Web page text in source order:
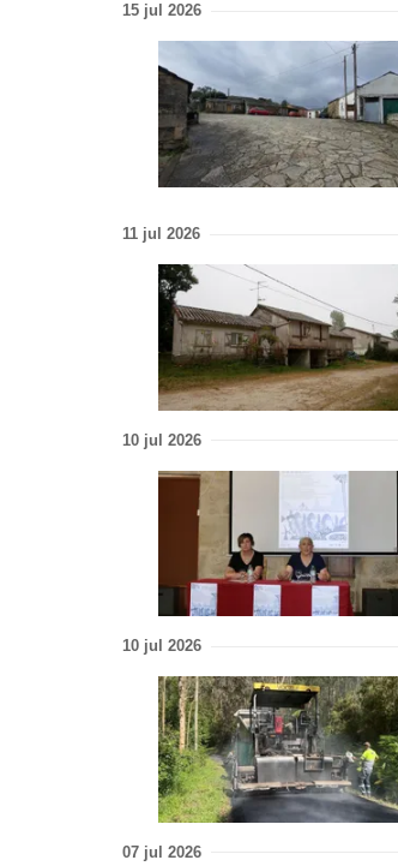
15 jul 2026
11 jul 2026
10 jul 2026
10 jul 2026
07 jul 2026